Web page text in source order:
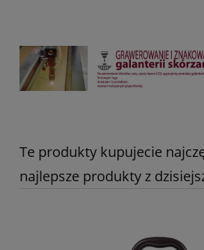
Te produkty kupujecie
najlepsze produkty z